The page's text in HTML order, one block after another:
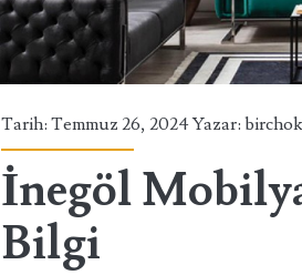
Tarih: Temmuz 26, 2024 Yazar:birchok
İnegöl
Bilgi